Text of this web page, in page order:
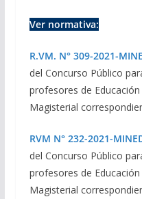
Ver normativa:
R.VM. N° 309-2021-
del Concurso Público
profesores de
Magisterial
RVM N° 232-2021-
del Concurso Público
profesores de
Magisterial